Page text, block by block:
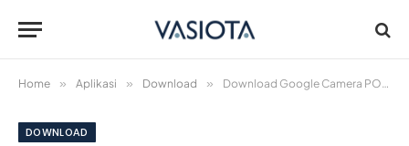
Home » Aplikasi » Download » Download Google Camera POCO F4 + Config Terbaik (GCam APK Terbaru)
DOWNLOAD